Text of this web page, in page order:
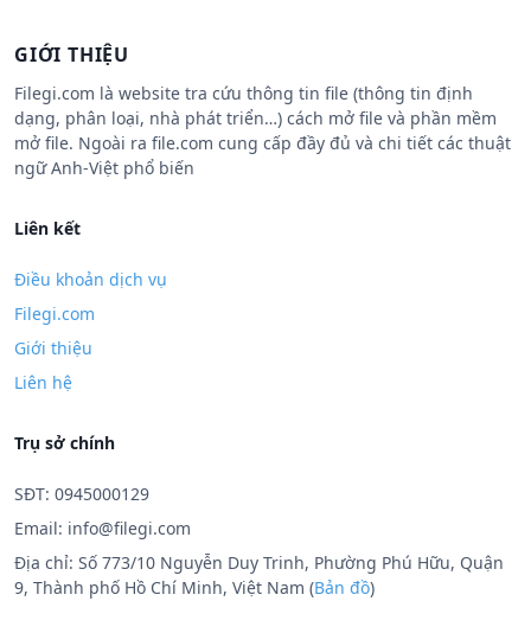
GIỚI THIỆU
Filegi.com là website tra cứu thông tin file (thông tin định
dạng, phân loại, nhà phát triển…) cách mở file và phần mềm
mở file. Ngoài ra file.com cung cấp đầy đủ và chi tiết các thuật
ngữ Anh-Việt phổ biến
Liên kết
Điều khoản dịch vụ
Filegi.com
Giới thiệu
Liên hệ
Trụ sở chính
SĐT: 0945000129
Email: info@filegi.com
Địa chỉ: Số 773/10 Nguyễn Duy Trinh, Phường Phú Hữu, Quận
9, Thành phố Hồ Chí Minh, Việt Nam (Bản đồ)